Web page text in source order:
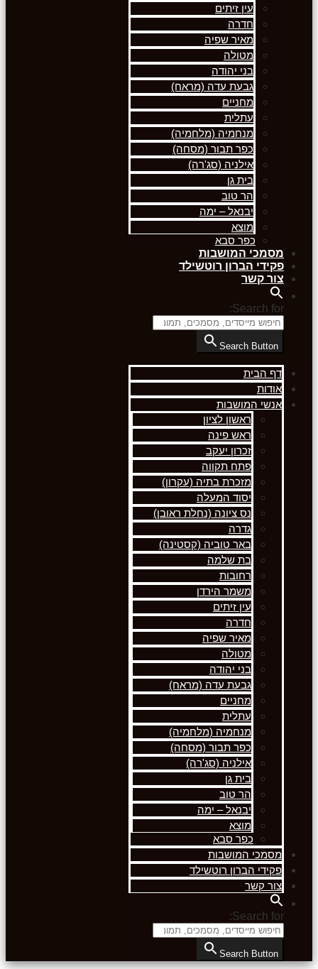
עין זיתים
חדרה
מאיר שפיה
מטולה
בני יהודה
גבעת עדה (מראח)
מחניים
עתלית
מנחמיה (מלחמיה)
כפר תבור (מסחה)
אילניה (סג'רה)
בית גן
הר טוב
יבנאל – ימה
מוצא
כפר סבא
מסמכי המושבות
פקידי הברון רוטשילד
צור קשר
Search for:
Search Button
דף הבית
אודות
אנשי המושבות
ראשון לציון
ראש פינה
זכרון יעקב
פתח תקווה
מזכרת בתיה (עקרון)
יסוד המעלה
נס ציונה (נחלת ראובן)
גדרה
באר טוביה (קסטינה)
בת שלמה
רחובות
משמר הירדן
עין זיתים
חדרה
מאיר שפיה
מטולה
בני יהודה
גבעת עדה (מראח)
מחניים
עתלית
מנחמיה (מלחמיה)
כפר תבור (מסחה)
אילניה (סג'רה)
בית גן
הר טוב
יבנאל – ימה
מוצא
כפר סבא
מסמכי המושבות
פקידי הברון רוטשילד
צור קשר
Search for:
Search Button